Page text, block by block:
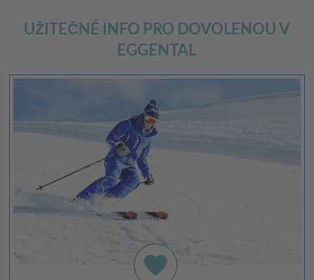
UŽITEČNÉ INFO PRO DOVOLENOU V
EGGENTAL
favorite